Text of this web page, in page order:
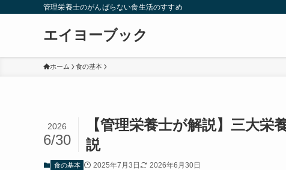
管理栄養士のがんばらない食生活のすすめ
エイヨーブック
ホーム 食の基本
【管理栄養士が解説】三大
説
2026
6/30
食の基本 2025年7月3日 2026年6月30日